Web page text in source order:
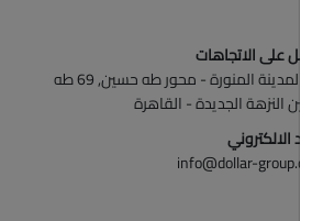
أحصل على الاتجاهات
ش المدينة المنورة - محور طه حسين, 69 طه
حسين النزهة الجديدة - القاهرة
البريد الالكتروني
info@dollar-group.com